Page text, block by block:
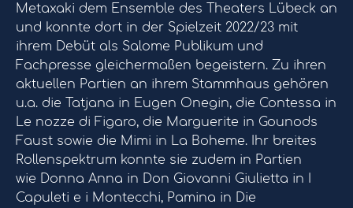
Metaxaki dem Ensemble des Theaters Lübeck an
und konnte dort in der Spielzeit 2022/23 mit
ihrem Debüt als Salome Publikum und
Fachpresse gleichermaßen begeistern. Zu ihren
aktuellen Partien an ihrem Stammhaus gehören
u.a. die Tatjana in Eugen Onegin, die Contessa in
Le nozze di Figaro, die Marguerite in Gounods
Faust sowie die Mimi in La Boheme. Ihr breites
Rollenspektrum konnte sie zudem in Partien
wie Donna Anna in Don Giovanni Giulietta in I
Capuleti e i Montecchi, Pamina in Die